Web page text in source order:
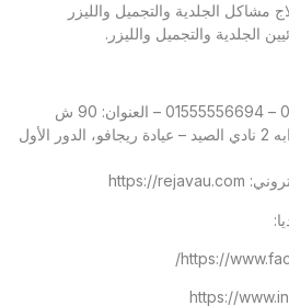
الجلدية والتجميل والليزر
الجلدية والتجميل والليزر.
للحجز والاستعلام: 01011121127 – 01555556694 – العنوان: 90 ش
محيي الدين أبو العز – أمام بوابه 2 نادي الصيد – عيادة ريجافو، الدور الأول
https://rejavau.com
https://
https://